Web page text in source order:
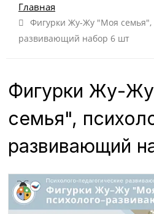
Главная
Фигурки Жу-Жу "Моя семья",
развивающий набор 6 шт
Фигурки Жу-
семья",
развивающий